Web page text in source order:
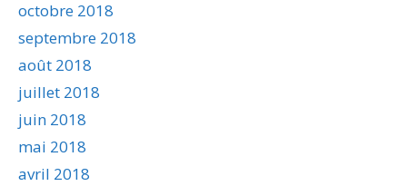
octobre 2018
septembre 2018
août 2018
juillet 2018
juin 2018
mai 2018
avril 2018